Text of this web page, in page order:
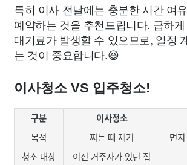
특히 이사 전날에는 충분한 시간 여
예약하는 것을 추천드립니다. 급하
대기료가 발생할 수 있으므로, 일정
는 것이 중요합니다.😆
이사청소 VS 입주청소!
구분 이사청소
목적
찌든 때 제거
먼
청소 대상
이전 거주자가 있던 집